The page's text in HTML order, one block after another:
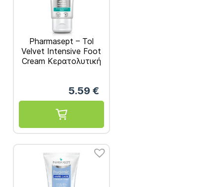
Pharmasept – Tol
Velvet Intensive Foot
Cream Κερατολυτική
Σκληρύνσεων 75ml
1τμχ
5.59 €